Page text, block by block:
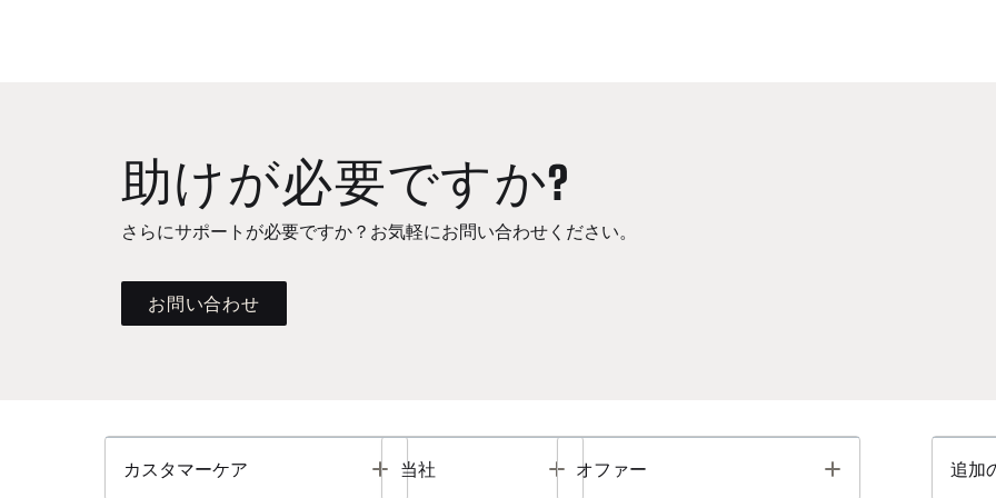
助けが必要ですか?
さらにサポートが必要ですか？お気軽にお問い合わせください。
お問い合わせ
カスタマーケア Toggle
当社 Toggle
オファー Toggle 追加